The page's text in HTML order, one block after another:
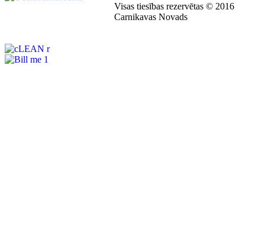
Visas tiesības rezervētas © 2016
Carnikavas Novads